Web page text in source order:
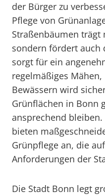
der Bürger zu
Pflege von
Straßenbäumen trägt
sondern fördert auch
sorgt für ein
regelmäßiges
Bewässern wird
Grünflächen in Bonn
ansprechend
bieten
Grünpflege an, die
Anforderungen der
Die Stadt Bonn legt